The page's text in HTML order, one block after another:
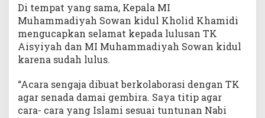
Di tempat yang sama, Kepala MI
Muhammadiyah Sowan kidul Kholid Khamidi
mengucapkan selamat kepada lulusan TK
Aisyiyah dan MI Muhammadiyah Sowan kidul
karena sudah lulus.
“Acara sengaja dibuat berkolaborasi dengan TK
agar senada damai gembira. Saya titip agar
cara- cara yang Islami sesuai tuntunan Nabi